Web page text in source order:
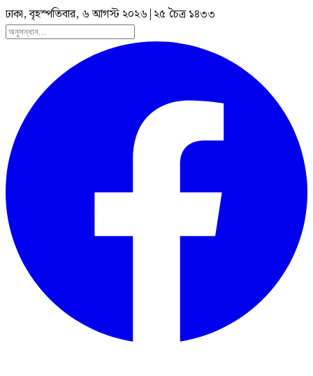
ঢাকা, বৃহস্পতিবার, ৬ আগস্ট ২০২৬ | ২৫ চৈত্র ১৪৩৩